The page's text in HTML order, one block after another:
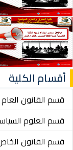
أقسام الكلية
قسم القانون العام
قسم العلوم
قسم القانون